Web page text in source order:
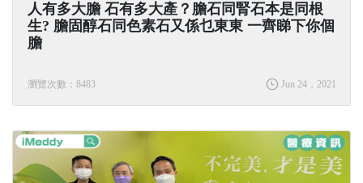
人有多大膽 石有多大產？膽石同腎石本是同根
生? 膽固醇石同色素石又係乜東東 一齊睇下你個
膽
瀏覽次數：8483 Jun 24，2021